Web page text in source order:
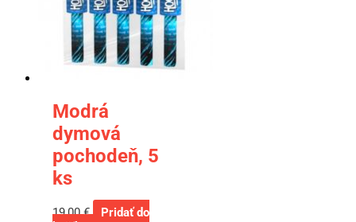
Modrá
dymová
pochodeň, 5
ks
19,00€
Pridať do